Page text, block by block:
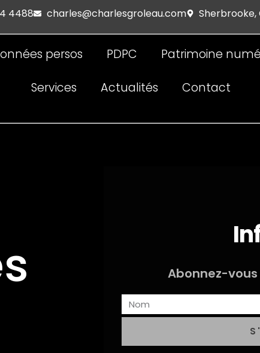
4488 charles@charlesgroleau.com Sherbrooke,
persos PDPC Patrimoine
Services Actualités Contact
Abonnez-